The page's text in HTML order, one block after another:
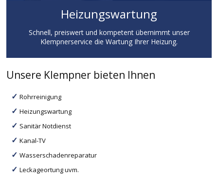
Heizungswartung
Schnell, preiswert und kompetent übernimmt unser
Klempnerservice die Wartung Ihrer Heizung.
Unsere Klempner bieten Ihnen
Rohrreinigung
Heizungswartung
Sanitär Notdienst
Kanal-TV
Wasserschadenreparatur
Leckageortung uvm.